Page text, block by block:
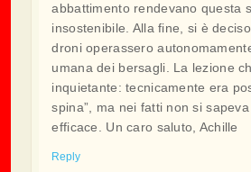
abbattimento rendevano questa
insostenibile. Alla fine, si è
droni operassero
umana dei bersagli. La lezione
inquietante: tecnicamente era
spina”, ma nei fatti non si
efficace. Un caro saluto, Achille
Reply